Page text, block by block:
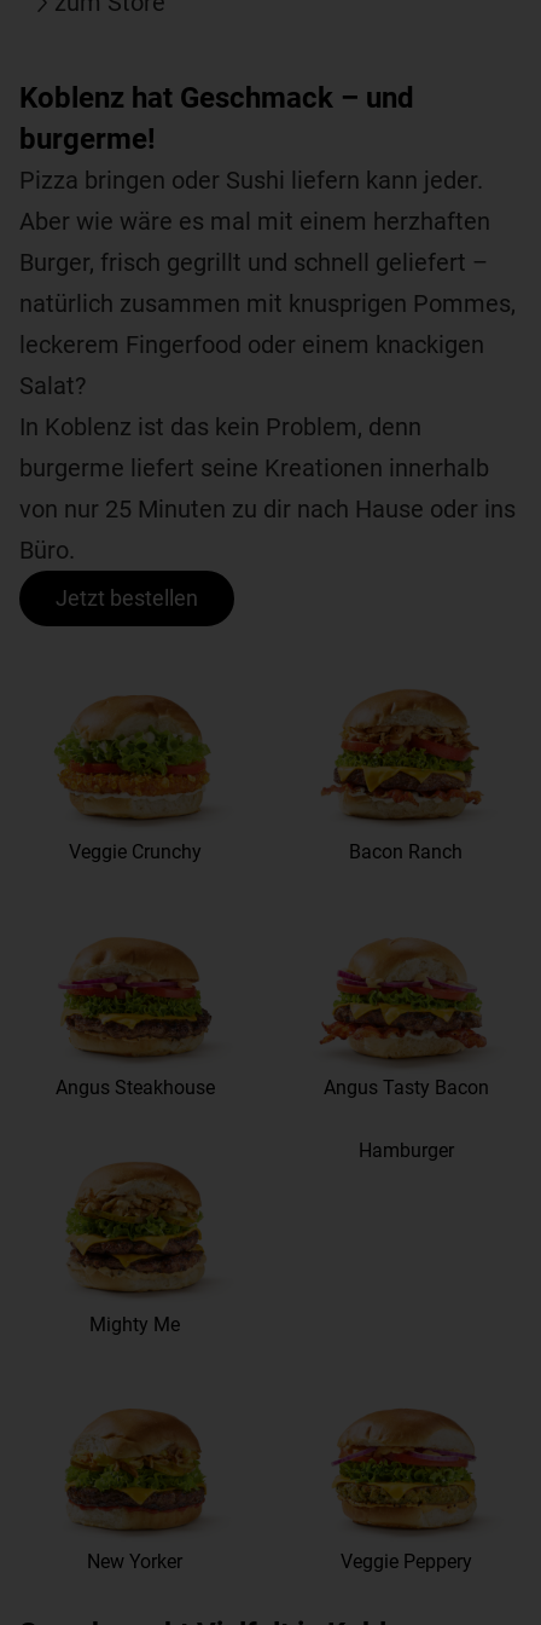
Koblenz hat Geschmack – und
burgerme!
Pizza bringen oder Sushi liefern kann jeder.
Aber wie wäre es mal mit einem herzhaften
Burger, frisch gegrillt und schnell geliefert –
natürlich zusammen mit knusprigen Pommes,
leckerem Fingerfood oder einem knackigen
Salat?
In Koblenz ist das kein Problem, denn
burgerme liefert seine Kreationen innerhalb
von nur 25 Minuten zu dir nach Hause oder ins
Büro.
Jetzt bestellen
Veggie Crunchy Bacon Ranch
Angus Steakhouse Angus Tasty Bacon
Mighty Me
Hamburger
New Yorker Veggie Peppery